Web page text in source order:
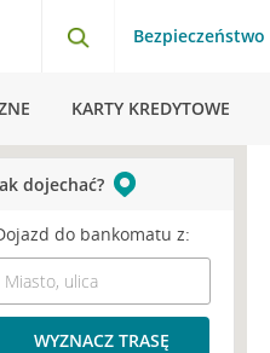
Bezpieczeństwo
KARTY KREDYTOWE
dojechać?
do bankomatu z:
WYZNACZ TRASĘ